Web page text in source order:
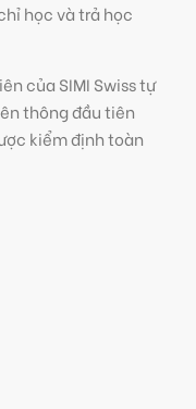
học và trả học
của SIMI Swiss tự
thông đầu tiên
kiểm định toàn